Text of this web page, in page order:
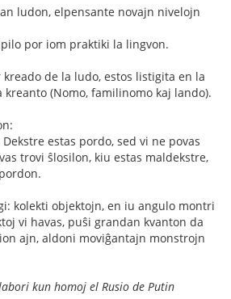
ludon, elpensante novajn nivelojn
por iom praktiki la lingvon.
de la ludo, estos listigita en la
(Nomo, familinomo kaj lando).
estas pordo, sed vi ne povas
trovi ŝlosilon, kiu estas maldekstre,
kolekti objektojn, en iu angulo montri
vi havas, puŝi grandan kvanton da
ajn, aldoni moviĝantajn monstrojn
kun homoj el Rusio de Putin